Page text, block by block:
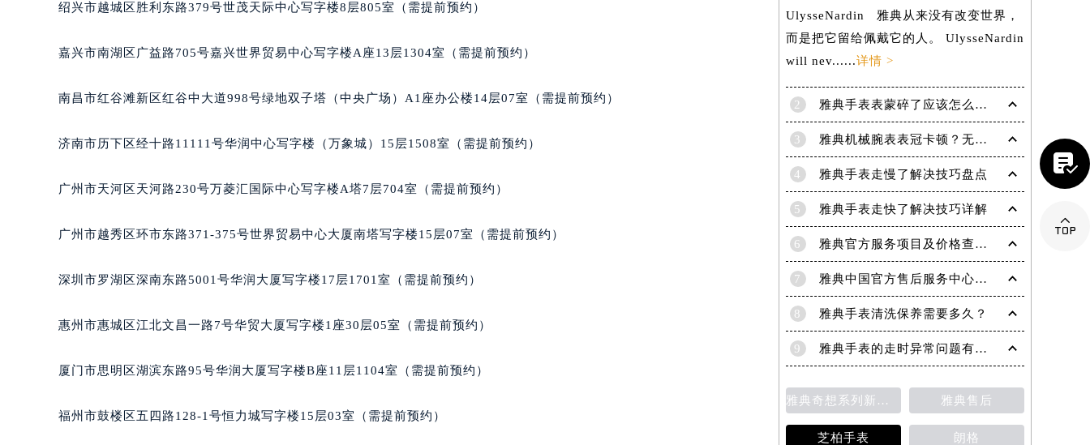
石家庄市长安区中山东路39号勒泰中心写字楼B座13层07室（需提前预约）
海口市龙华区金贸东路5号海口华润大厦B座17层1707室（需提前预约）
台州市椒江区东海大道1800号腾达中心东1幢20楼2002室（需提前预约）
甘肃省兰州市七里河区西津西路16号兰州中心写字楼21层2102室（需提前预约）
黑龙江省大庆市萨尔图区会战大街雅典售后服务中心（需提前预约）
黑龙江省黑河市爱辉区中央街雅典售后服务中心（需提前预约）
黑龙江省佳木斯市向阳区长安路雅典售后服务中心（需提前预约）
黑龙江省七台河市桃山区大同街雅典售后服务中心（需提前预约）
黑龙江省双鸭山市尖山区新兴大街雅典售后服务中心（需提前预约）
黑龙江省伊春市伊美区通河路雅典售后服务中心（需提前预约）
绍兴市越城区胜利东路379号世茂天际中心写字楼8层805室（需提前预约）
嘉兴市南湖区广益路705号嘉兴世界贸易中心写字楼A座13层1304室（需提前预约）
南昌市红谷滩新区红谷中大道998号绿地双子塔（中央广场）A1座办公楼14层07室（需提前预约）
济南市历下区经十路11111号华润中心写字楼（万象城）15层1508室（需提前预约）
广州市天河区天河路230号万菱汇国际中心写字楼A塔7层704室（需提前预约）
广州市越秀区环市东路371-375号世界贸易中心大厦南塔写字楼15层07室（需提前预约）
深圳市罗湖区深南东路5001号华润大厦写字楼17层1701室（需提前预约）
惠州市惠城区江北文昌一路7号华贸大厦写字楼1座30层05室（需提前预约）
厦门市思明区湖滨东路95号华润大厦写字楼B座11层1104室（需提前预约）
福州市鼓楼区五四路128-1号恒力城写字楼15层03室（需提前预约）
UlysseNardin 雅典从来没有改变世界，
而是把它留给佩戴它的人。 UlysseNardin
will nev......详情 >
2 雅典手表表蒙碎了应该怎么处理？（处理办法）
3 雅典机械腕表表冠卡顿？无法旋转调试的紧急解决妙招
4 雅典手表走慢了解决技巧盘点
5 雅典手表走快了解决技巧详解
6 雅典官方服务项目及价格查询｜全新电话和完整地址权威信息通知（2026年6月最新）
7 雅典中国官方售后服务中心｜详细地址与维修热线权威信息公示（2026年7月最新）
8 雅典手表清洗保养需要多久？
9 雅典手表的走时异常问题有哪些？
雅典奇想系列新款腕表 雅典售后
芝柏手表 朗格

